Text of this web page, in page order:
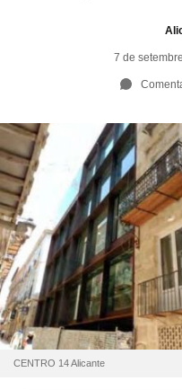
7 de
CENTRO 14 Alicante